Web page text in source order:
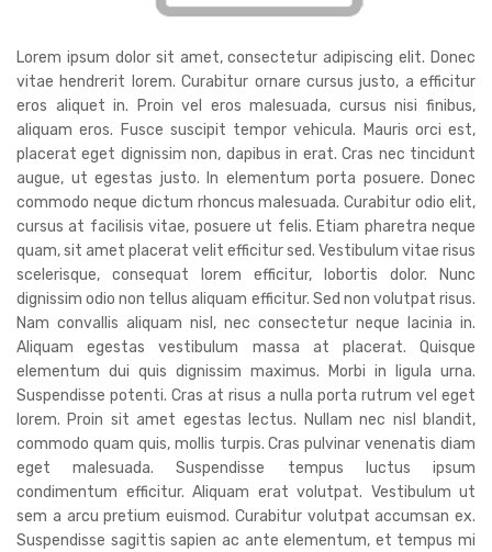
Lorem ipsum dolor sit amet, consectetur adipiscing elit. Donec
vitae hendrerit lorem. Curabitur ornare cursus justo, a efficitur
eros aliquet in. Proin vel eros malesuada, cursus nisi finibus,
aliquam eros. Fusce suscipit tempor vehicula. Mauris orci est,
placerat eget dignissim non, dapibus in erat. Cras nec tincidunt
augue, ut egestas justo. In elementum porta posuere. Donec
commodo neque dictum rhoncus malesuada. Curabitur odio elit,
cursus at facilisis vitae, posuere ut felis. Etiam pharetra neque
quam, sit amet placerat velit efficitur sed. Vestibulum vitae risus
scelerisque, consequat lorem efficitur, lobortis dolor. Nunc
dignissim odio non tellus aliquam efficitur. Sed non volutpat risus.
Nam convallis aliquam nisl, nec consectetur neque lacinia in.
Aliquam egestas vestibulum massa at placerat. Quisque
elementum dui quis dignissim maximus. Morbi in ligula urna.
Suspendisse potenti. Cras at risus a nulla porta rutrum vel eget
lorem. Proin sit amet egestas lectus. Nullam nec nisl blandit,
commodo quam quis, mollis turpis. Cras pulvinar venenatis diam
eget malesuada. Suspendisse tempus luctus ipsum
condimentum efficitur. Aliquam erat volutpat. Vestibulum ut
sem a arcu pretium euismod. Curabitur volutpat accumsan ex.
Suspendisse sagittis sapien ac ante elementum, et tempus mi